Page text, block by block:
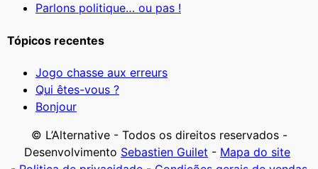
Parlons politique… ou pas !
Tópicos recentes
Jogo chasse aux erreurs
Qui êtes-vous ?
Bonjour
© L’Alternative - Todos os direitos reservados -
Desenvolvimento Sebastien Guilet - Mapa do site